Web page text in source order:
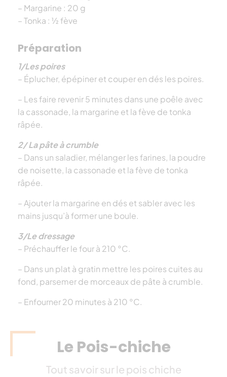
– Margarine : 20 g
– Tonka : ½ fève
Préparation
1/Les poires
– Éplucher, épépiner et couper en dés les poires.
– Les faire revenir 5 minutes dans une poêle avec
la cassonade, la margarine et la fève de tonka
râpée.
2/ La pâte à crumble
– Dans un saladier, mélanger les farines, la poudre
de noisette, la cassonade et la fève de tonka
râpée.
– Ajouter la margarine en dés et sabler avec les
mains jusqu’à former une boule.
3/Le dressage
– Préchauffer le four à 210 °C.
– Dans un plat à gratin mettre les poires cuites au
fond, parsemer de morceaux de pâte à crumble.
– Enfourner 20 minutes à 210 °C.
Le Pois-chiche
Tout savoir sur le pois chiche